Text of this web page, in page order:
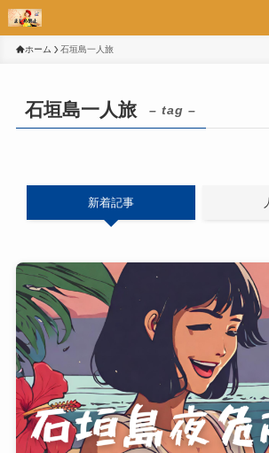
ホーム 石垣島一人旅
石垣島一人旅 – tag –
新着記事